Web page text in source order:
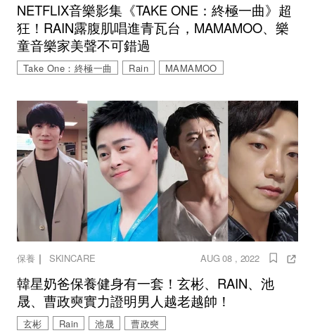
NETFLIX音樂影集《TAKE ONE：終極一曲》超
狂！RAIN露腹肌唱進青瓦台，MAMAMOO、樂
童音樂家美聲不可錯過
Take One：終極一曲 Rain MAMAMOO
保養 ｜ SKINCARE AUG 08 , 2022
韓星奶爸保養健身有一套！玄彬、RAIN、池
晟、曹政奭實力證明男人越老越帥！
玄彬 Rain 池晟 曹政奭